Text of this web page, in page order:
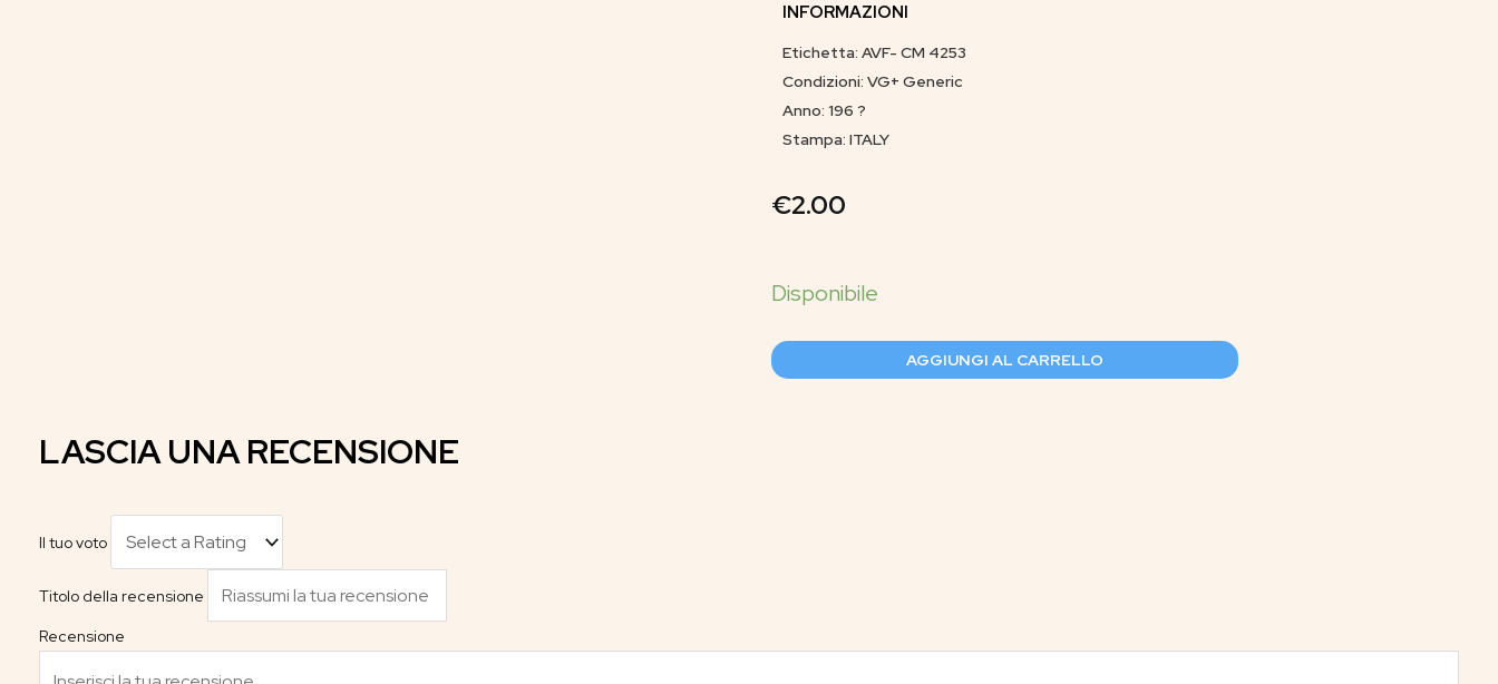
INFORMAZIONI
Etichetta: AVF- CM 4253
Condizioni: VG+ Generic
Anno: 196 ?
Stampa: ITALY
€2.00
AGGIUNGI AL CARRELLO
LASCIA UNA RECENSIONE
Il tuo voto
Titolo della recensione
Recensione